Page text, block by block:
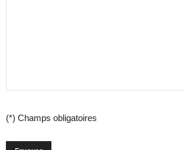
(*) Champs obligatoires